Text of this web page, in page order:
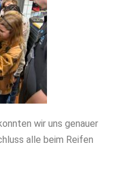
wir uns genauer
alle beim Reifen